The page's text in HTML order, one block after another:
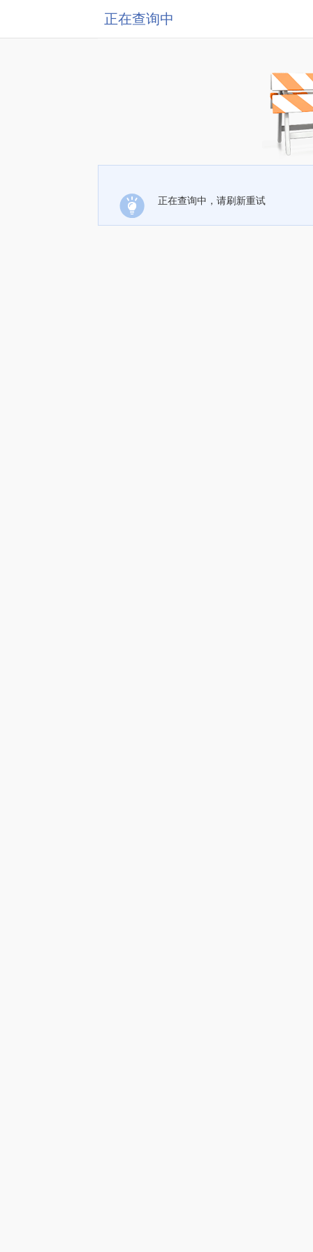
正在查询中
正在查询中，请刷新重试